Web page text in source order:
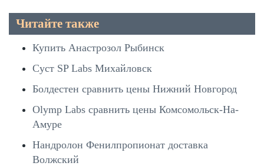
Читайте также
Купить Анастрозол Рыбинск
Суст SP Labs Михайловск
Болдестен сравнить цены Нижний Новгород
Olymp Labs сравнить цены Комсомольск-На-
Амуре
Нандролон Фенилпропионат доставка
Волжский